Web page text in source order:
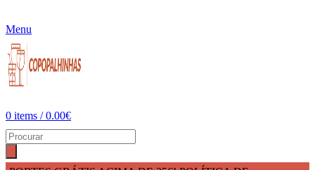
Menu
0 items / 0.00€